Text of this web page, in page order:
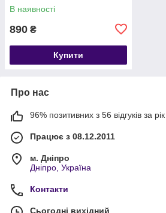
В наявності
890 ₴
Купити
Про нас
96% позитивних з 56 відгуків за рік
Працює з 08.12.2011
м. Дніпро
Дніпро, Україна
Контакти
Сьогодні вихідний